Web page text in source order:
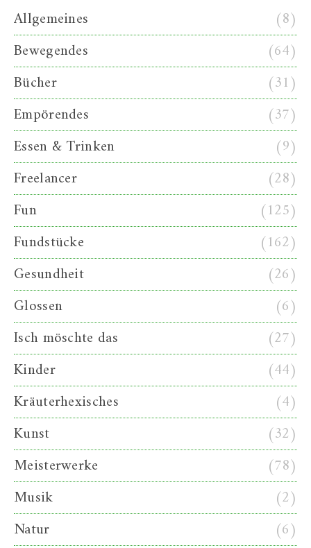
Allgemeines
(8)
Bewegendes
(64)
Bücher
(31)
Empörendes
(37)
Essen & Trinken
(9)
Freelancer
(28)
Fun
(125)
Fundstücke
(162)
Gesundheit
(26)
Glossen
(6)
Isch möschte das
(27)
Kinder
(44)
Kräuterhexisches
(4)
Kunst
(32)
Meisterwerke
(78)
Musik
(2)
Natur
(6)